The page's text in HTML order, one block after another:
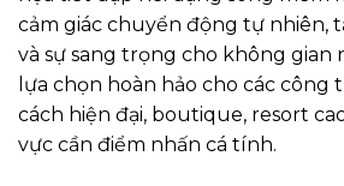
cảm giác chuyển động tự nhiên,
và sự sang trọng cho không gian
lựa chọn hoàn hảo cho các
cách hiện đại, boutique, resort
vực cần điểm nhấn cá tính.